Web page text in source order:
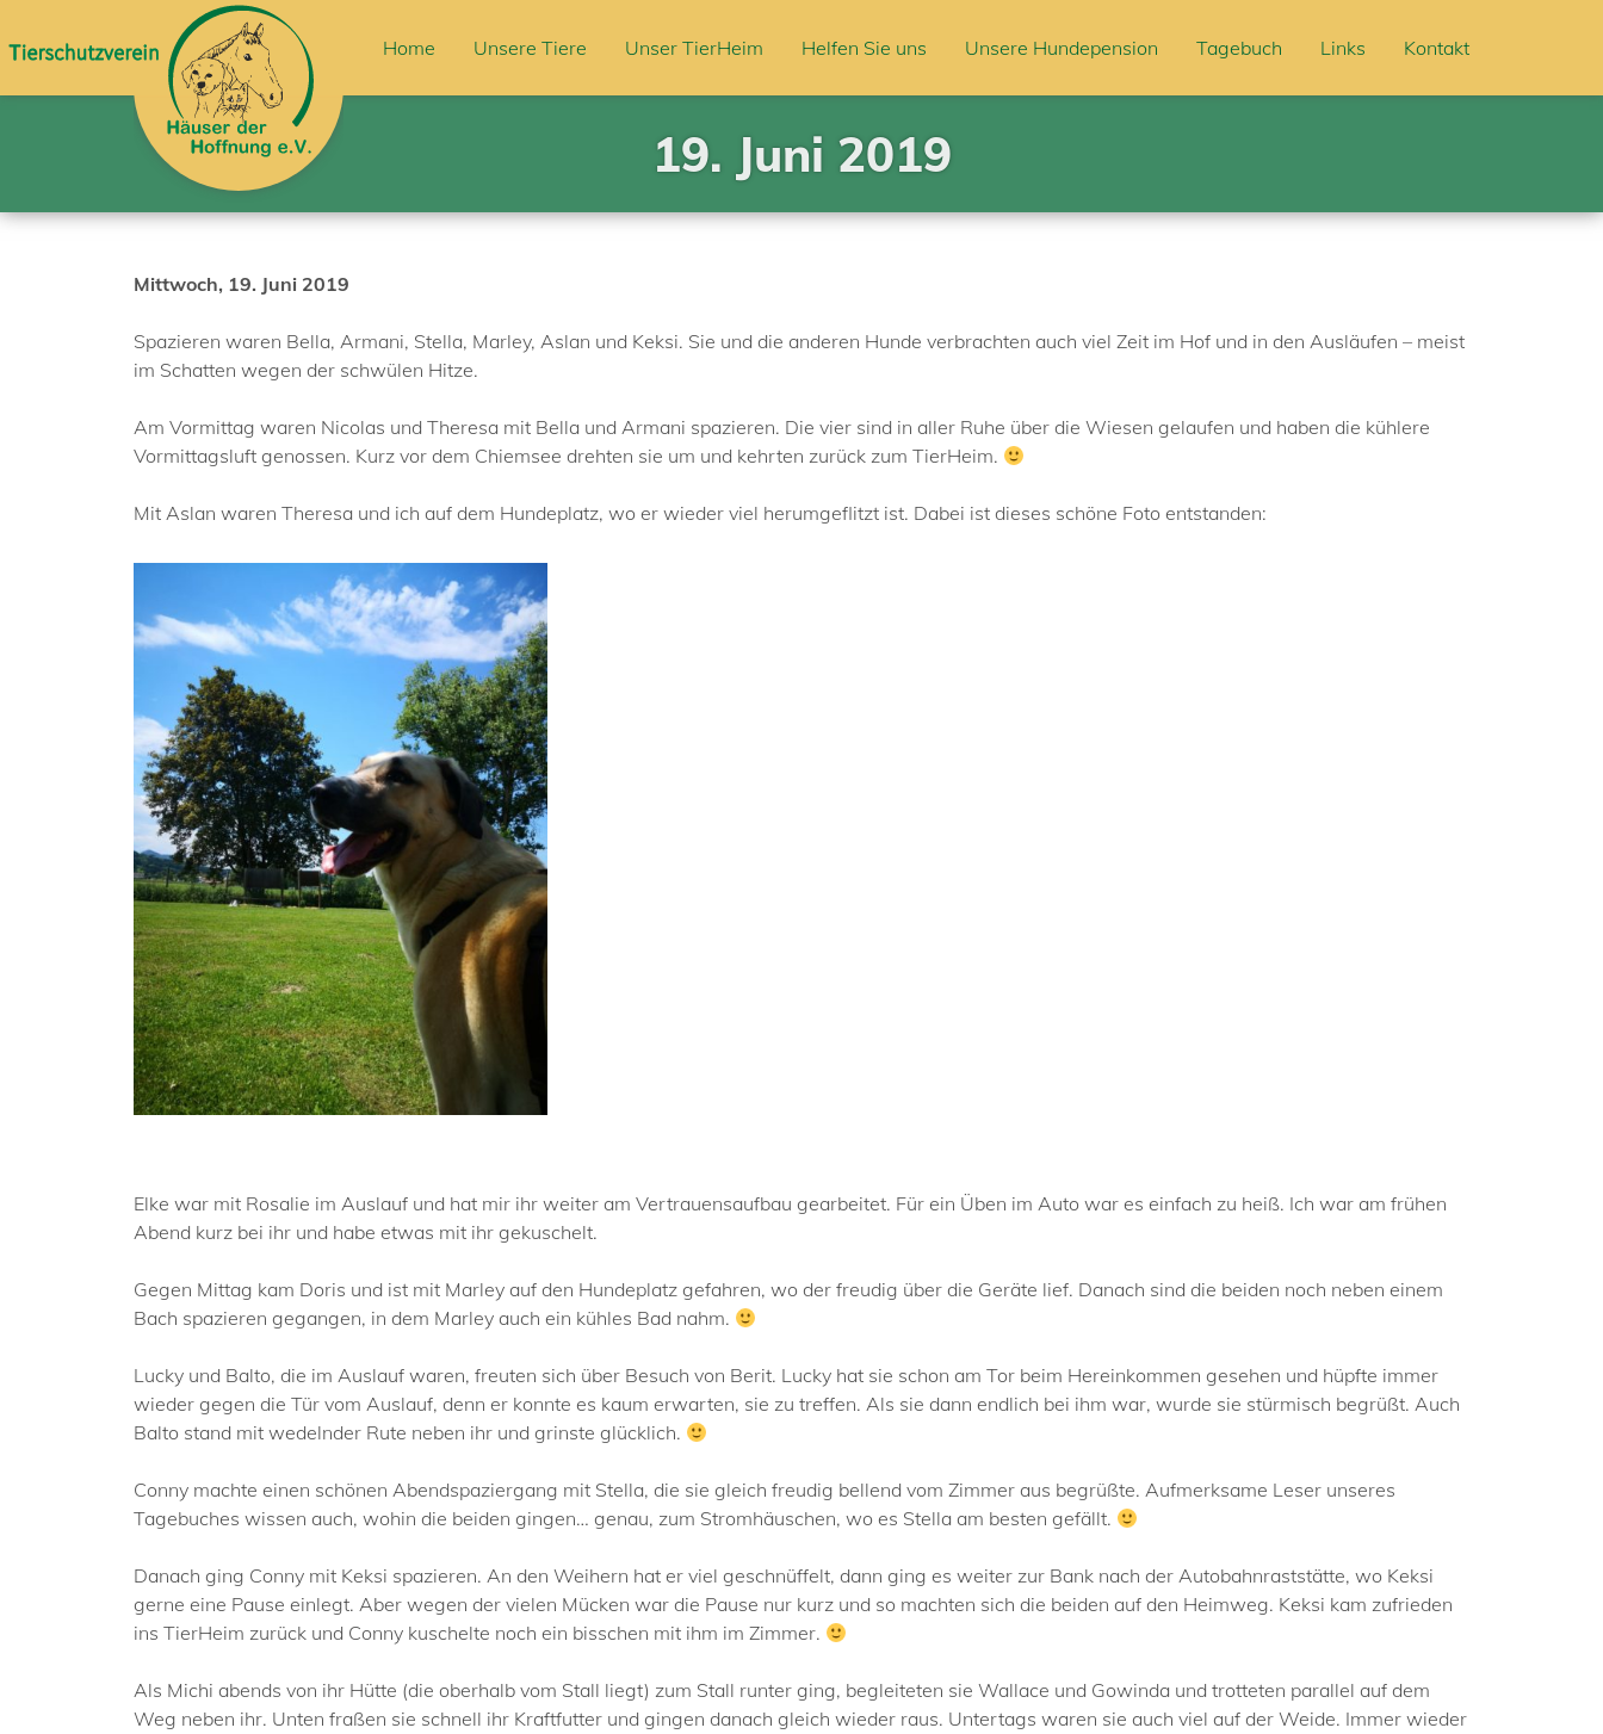
Home Unsere Tiere Unser TierHeim Helfen Sie uns Unsere Hundepension Tagebuch Links Kontakt
19. Juni 2019
Mittwoch, 19. Juni 2019
Spazieren waren Bella, Armani, Stella, Marley, Aslan und Keksi. Sie und die anderen Hunde verbrachten auch viel Zeit im Hof und in den Ausläufen – meist
im Schatten wegen der schwülen Hitze.
Am Vormittag waren Nicolas und Theresa mit Bella und Armani spazieren. Die vier sind in aller Ruhe über die Wiesen gelaufen und haben die kühlere
Vormittagsluft genossen. Kurz vor dem Chiemsee drehten sie um und kehrten zurück zum TierHeim.
Mit Aslan waren Theresa und ich auf dem Hundeplatz, wo er wieder viel herumgeflitzt ist. Dabei ist dieses schöne Foto entstanden:
Elke war mit Rosalie im Auslauf und hat mir ihr weiter am Vertrauensaufbau gearbeitet. Für ein Üben im Auto war es einfach zu heiß. Ich war am frühen
Abend kurz bei ihr und habe etwas mit ihr gekuschelt.
Gegen Mittag kam Doris und ist mit Marley auf den Hundeplatz gefahren, wo der freudig über die Geräte lief. Danach sind die beiden noch neben einem
Bach spazieren gegangen, in dem Marley auch ein kühles Bad nahm.
Lucky und Balto, die im Auslauf waren, freuten sich über Besuch von Berit. Lucky hat sie schon am Tor beim Hereinkommen gesehen und hüpfte immer
wieder gegen die Tür vom Auslauf, denn er konnte es kaum erwarten, sie zu treffen. Als sie dann endlich bei ihm war, wurde sie stürmisch begrüßt. Auch
Balto stand mit wedelnder Rute neben ihr und grinste glücklich.
Conny machte einen schönen Abendspaziergang mit Stella, die sie gleich freudig bellend vom Zimmer aus begrüßte. Aufmerksame Leser unseres
Tagebuches wissen auch, wohin die beiden gingen… genau, zum Stromhäuschen, wo es Stella am besten gefällt.
Danach ging Conny mit Keksi spazieren. An den Weihern hat er viel geschnüffelt, dann ging es weiter zur Bank nach der Autobahnraststätte, wo Keksi
gerne eine Pause einlegt. Aber wegen der vielen Mücken war die Pause nur kurz und so machten sich die beiden auf den Heimweg. Keksi kam zufrieden
ins TierHeim zurück und Conny kuschelte noch ein bisschen mit ihm im Zimmer.
Als Michi abends von ihr Hütte (die oberhalb vom Stall liegt) zum Stall runter ging, begleiteten sie Wallace und Gowinda und trotteten parallel auf dem
Weg neben ihr. Unten fraßen sie schnell ihr Kraftfutter und gingen danach gleich wieder raus. Untertags waren sie auch viel auf der Weide. Immer wieder